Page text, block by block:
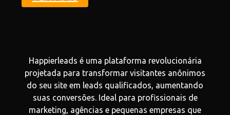
Happierleads é uma plataforma revolucionária
projetada para transformar visitantes anônimos
do seu site em leads qualificados, aumentando
suas conversões. Ideal para profissionais de
marketing, agências e pequenas empresas que